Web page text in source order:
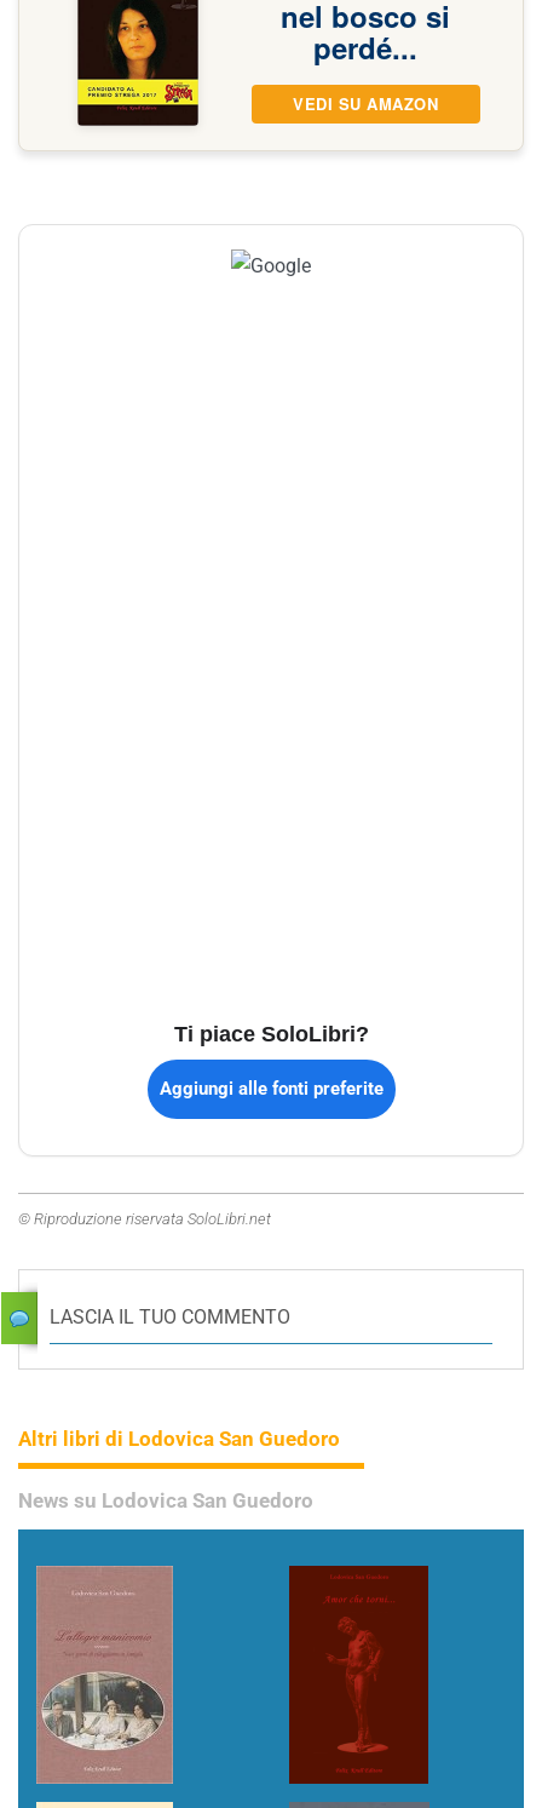
nel bosco si
perdé...
VEDI SU AMAZON
Ti piace SoloLibri?
Aggiungi alle fonti preferite
© Riproduzione riservata SoloLibri.net
LASCIA IL TUO COMMENTO
Altri libri di Lodovica San Guedoro
News su Lodovica San Guedoro